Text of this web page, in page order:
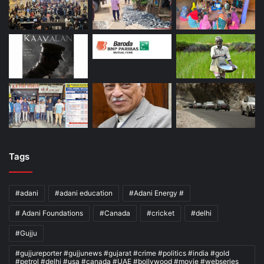
Tags
#adani #adani education #Adani Energy #
# Adani Foundations #Canada #cricket #delhi
#Gujju
#gujjureporter #gujjunews #gujarat #crime #politics #india #gold
#petrol #delhi #usa #canada #UAE #bollywood #movie #webseries